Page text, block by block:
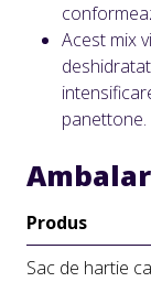
Acest mix
panettone.
Produs
Sac de hartie